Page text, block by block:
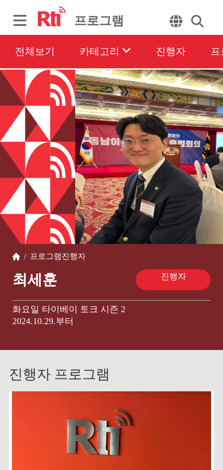
프로그램
전체보기 카테고리 진행자
/프로그램진행자
최세훈 진행자
화요일 타이베이 토크 시즌 2
2024.10.29.부터
진행자 프로그램